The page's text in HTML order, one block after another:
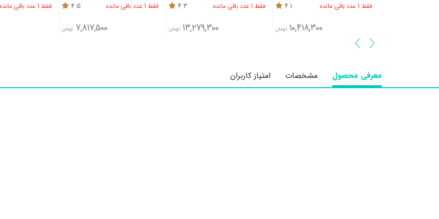
10,418,300 تومان
فقط 1 عدد باقی مانده
13,279,300 تومان
فقط 1 عدد باقی مانده
7,817,500 تومان
فقط 1 عدد باقی مانده
معرفی محصول مشخصات امتیاز کاربران